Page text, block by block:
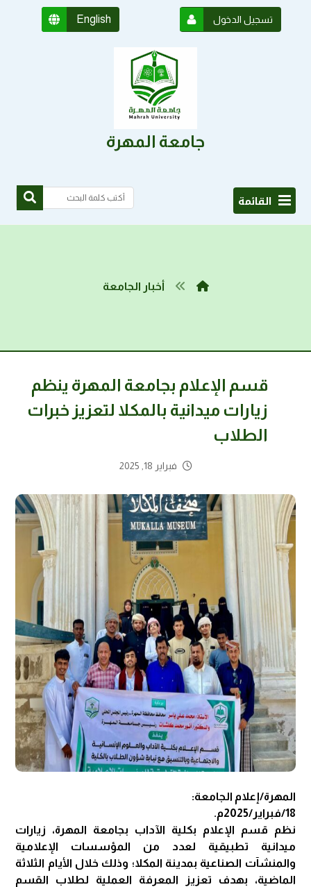
English تسجيل الدخول
جامعة المهرة
القائمة
أخبار الجامعة
قسم الإعلام بجامعة المهرة ينظم
زيارات ميدانية بالمكلا لتعزيز خبرات
الطلاب
فبراير 18, 2025
المهرة/إعلام الجامعة:
18/فبراير/2025م.
نظم قسم الإعلام بكلية الآداب بجامعة المهرة، زيارات
ميدانية تطبيقية لعدد من المؤسسات الإعلامية
والمنشآت الصناعية بمدينة المكلا؛ وذلك خلال الأيام الثلاثة
الماضية، بهدف تعزيز المعرفة العملية لطلاب القسم